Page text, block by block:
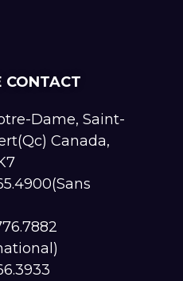
CONTACT
Dame, Saint-
Canada,